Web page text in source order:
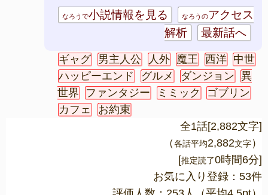
なろうで小説情報を見る なろうのアクセス
解析
最新話へ
ギャグ 男主人公 人外 魔王 西洋
中世
ハッピーエンド
グルメ ダンジョン
異
世界
ファンタジー ミミック
ゴブリン
カフェ
お約束
全1話[2,882文字]
（各話平均2,882文字）
[推定読了0時間6分]
お気に入り登録：53件